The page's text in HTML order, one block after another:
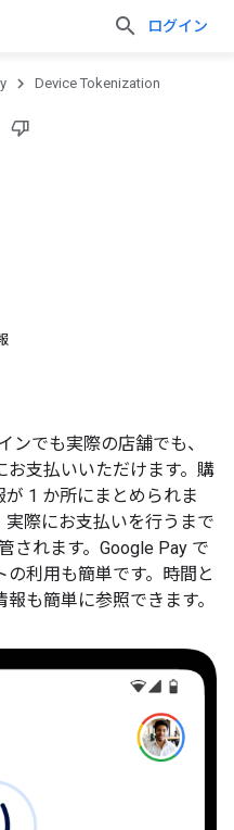
ログイン
Device Tokenization
ンでも実際の店舗でも、
お支払いいただけます。購
1 か所にまとめられま
際にお支払いを行うまで
されます。Google Pay で
利用も簡単です。時間と
も簡単に参照できます。